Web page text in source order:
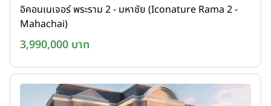
อิคอนเนเจอร์ พระราม 2 - มหาชัย (Iconature Rama 2 -
Mahachai)
3,990,000 บาท